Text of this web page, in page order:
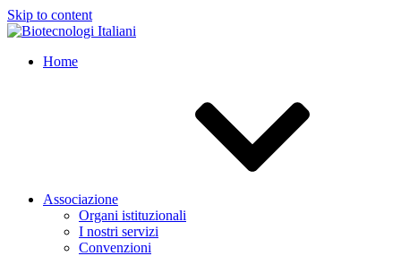
Skip to content
Home
Associazione
Organi istituzionali
I nostri servizi
Convenzioni